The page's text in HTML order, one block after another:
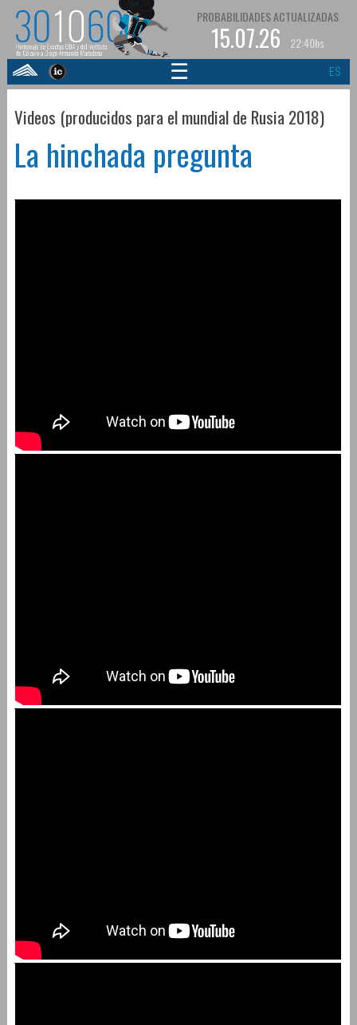
PROBABILIDADES ACTUALIZADAS
15.07.26 22:40hs
☰ ES
Videos (producidos para el mundial de Rusia 2018)
La hinchada pregunta